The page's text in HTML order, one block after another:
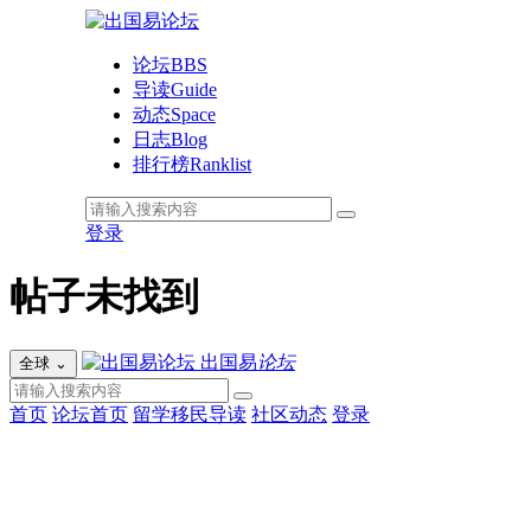
论坛BBS
导读Guide
动态Space
日志Blog
排行榜Ranklist
登录
帖子未找到
全球 ⌄ 出国易论坛
首页 论坛首页 留学移民导读 社区动态 登录